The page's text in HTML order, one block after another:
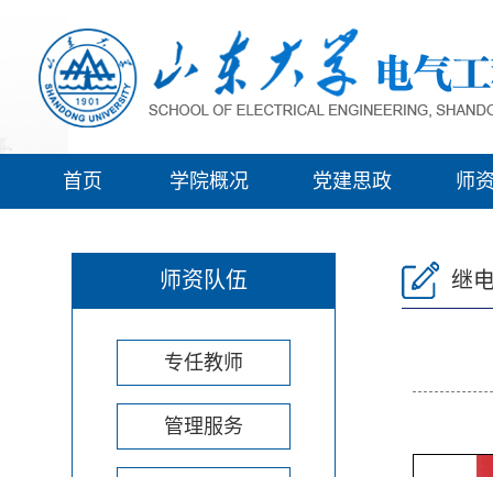
首页 学院概况 党建思政 师
师资队伍
专任教师
管理服务
继